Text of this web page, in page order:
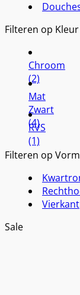
Filteren op Kleur
Chroom
(2)
Mat
Zwart
(4)
RVS
(1)
Filteren op Vorm
Vierkant
Sale